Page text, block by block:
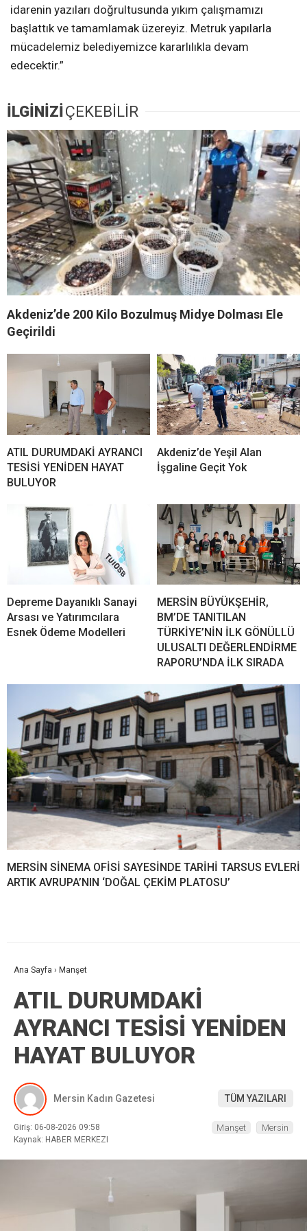
idarenin yazıları doğrultusunda yıkım çalışmamızı
başlattık ve tamamlamak üzereyiz. Metruk yapılarla
mücadelemiz belediyemizce kararlılıkla devam
edecektir.”
İLGİNİZİ ÇEKEBİLİR
Akdeniz’de 200 Kilo Bozulmuş Midye Dolması Ele
Geçirildi
ATIL DURUMDAKİ AYRANCI
TESİSİ YENİDEN HAYAT
BULUYOR
Akdeniz’de Yeşil Alan
İşgaline Geçit Yok
Depreme Dayanıklı Sanayi
Arsası ve Yatırımcılara
Esnek Ödeme Modelleri
MERSİN BÜYÜKŞEHİR,
BM’DE TANITILAN
TÜRKİYE’NİN İLK GÖNÜLLÜ
ULUSALTI DEĞERLENDİRME
RAPORU’NDA İLK SIRADA
MERSİN SİNEMA OFİSİ SAYESİNDE TARİHİ TARSUS EVLERİ
ARTIK AVRUPA’NIN ‘DOĞAL ÇEKİM PLATOSU’
Ana Sayfa › Manşet
ATIL DURUMDAKİ
AYRANCI TESİSİ YENİDEN
HAYAT BULUYOR
Mersin Kadın Gazetesi TÜM YAZILARI
Giriş: 06-08-2026 09:58
Kaynak: HABER MERKEZI
Manşet Mersin